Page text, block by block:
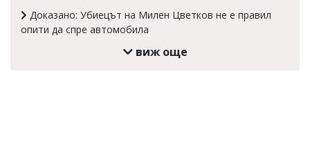
редакцията
носи
Доказано: Убиецът на Милен Цветков не е правил
опити да спре автомобила
виж още